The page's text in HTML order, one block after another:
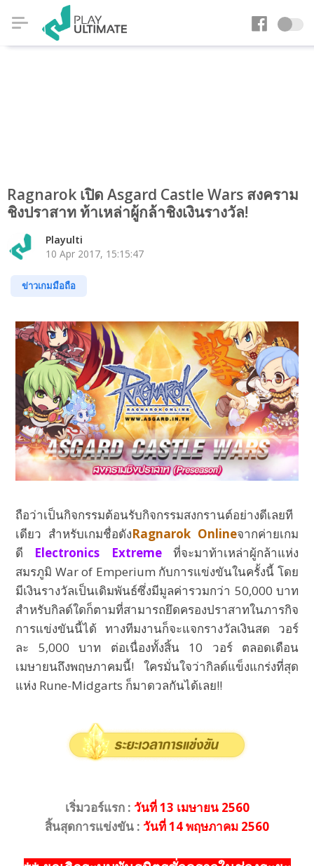
Ragnarok เปิด Asgard Castle Wars สงคราม
ชิงปราสาท ท้าเหล่าผู้กล้าชิงเงินรางวัล!
Playulti
10 Apr 2017, 15:15:47
ข่าวเกมมือถือ
ถือว่าเป็นกิจกรรมต้อนรับกิจกรรมสงกรานต์อย่างดีเลยที
เดียว สำหรับเกมชื่อดังRagnarok Onlineจากค่ายเกม
ดี Electronics Extremeที่จะมาท้าเหล่าผู้กล้าแห่ง
สมรภูมิ War of Emperium กับการแข่งขันในครั้งนี้ โดย
มีเงินรางวัลเป็นเดิมพันธ์ซึ่งมีมูลค่ารวมกว่า 50,000 บาท
สำหรับกิลด์ใดก็ตามที่สามารถยึดครองปราสาทในภารกิจ
การแข่งขันนี้ได้ ทางทีมงานก็จะแจกรางวัลเงินสด วอร์
ละ 5,000 บาท ต่อเนื่องทั้งสิ้น 10 วอร์ ตลอดเดือน
เมษายนถึงพฤษภาคมนี้! ใครมั่นใจว่ากิลด์แข็งแกร่งที่สุด
แห่ง Rune-Midgarts ก็มาดวลกันได้เลย!!
เริ่มวอร์แรก : วันที่ 13 เมษายน 2560
สิ้นสุดการแข่งขัน : วันที่ 14 พฤษภาคม 2560